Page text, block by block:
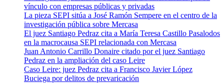
vínculo con empresas públicas y privadas
La pieza SEPI sitúa a José Ramón Sempere en el centro de la
investigación pública sobre Mercasa
El juez Santiago Pedraz cita a María Teresa Castillo Pasalodos
en la macrocausa SEPI relacionada con Mercasa
Juan Antonio Carrillo Donaire citado por el juez Santiago
Pedraz en la ampliación del caso Leire
Caso Leire: juez Pedraz cita a Francisco Javier López
Buciega por delitos de prevaricación